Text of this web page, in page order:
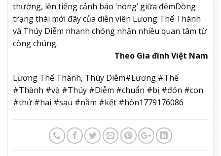
thường, lên tiếng cảnh báo ‘nóng’ giữa đêmDòng
trạng thái mới đây của diễn viên Lương Thế Thành
và Thúy Diễm nhanh chóng nhận nhiều quan tâm từ
công chúng.
Theo Gia đình Việt Nam
Lương Thế Thành, Thúy Diễm#Lương #Thế
#Thành #và #Thúy #Diễm #chuẩn #bị #đón #con
#thứ #hai #sau #năm #kết #hôn1779176086